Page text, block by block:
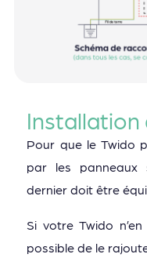
Installation
Pour que le Twido
par les panneaux
dernier doit être
Si votre Twido
possible de le